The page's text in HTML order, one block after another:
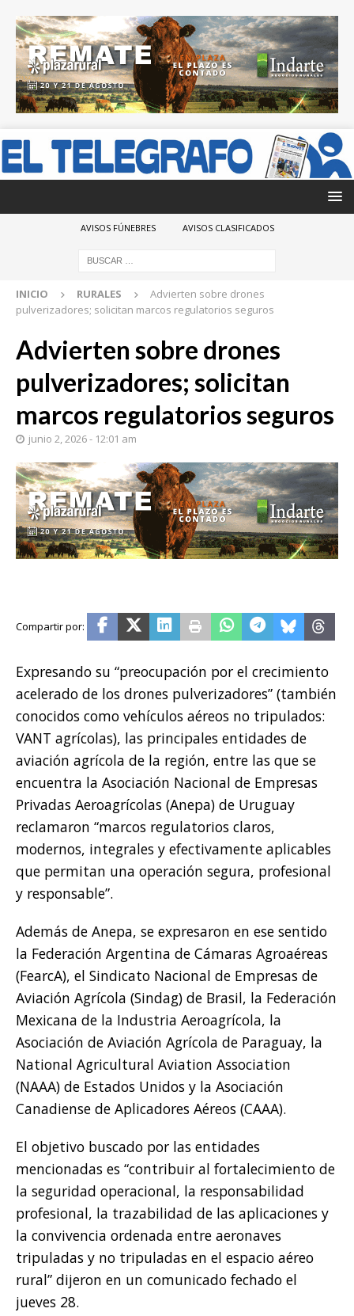
AVISOS FÚNEBRES AVISOS CLASIFICADOS
INICIO RURALES
Advierten sobre drones
pulverizadores; solicitan marcos regulatorios seguros
Advierten sobre drones
pulverizadores; solicitan
marcos regulatorios seguros
junio 2, 2026 - 12:01 am
Expresando su “preocupación por el crecimiento
acelerado de los drones pulverizadores” (también
conocidos como vehículos aéreos no tripulados:
VANT agrícolas), las principales entidades de
aviación agrícola de la región, entre las que se
encuentra la Asociación Nacional de Empresas
Privadas Aeroagrícolas (Anepa) de Uruguay
reclamaron “marcos regulatorios claros,
modernos, integrales y efectivamente aplicables
que permitan una operación segura, profesional
y responsable”.
Además de Anepa, se expresaron en ese sentido
la Federación Argentina de Cámaras Agroaéreas
(FearcA), el Sindicato Nacional de Empresas de
Aviación Agrícola (Sindag) de Brasil, la Federación
Mexicana de la Industria Aeroagrícola, la
Asociación de Aviación Agrícola de Paraguay, la
National Agricultural Aviation Association
(NAAA) de Estados Unidos y la Asociación
Canadiense de Aplicadores Aéreos (CAAA).
El objetivo buscado por las entidades
mencionadas es “contribuir al fortalecimiento de
la seguridad operacional, la responsabilidad
profesional, la trazabilidad de las aplicaciones y
la convivencia ordenada entre aeronaves
tripuladas y no tripuladas en el espacio aéreo
rural” dijeron en un comunicado fechado el
jueves 28.